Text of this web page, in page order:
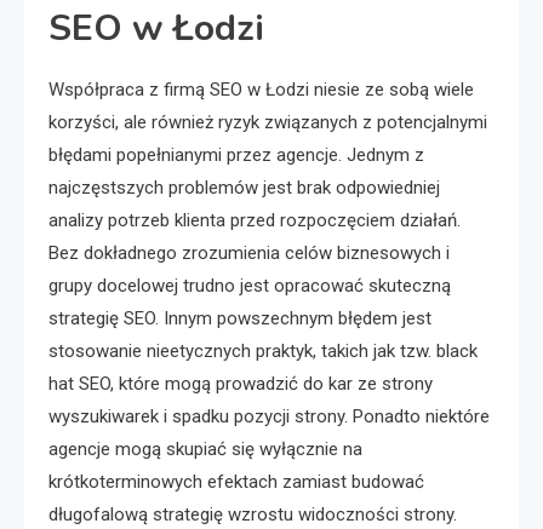
SEO w Łodzi
Współpraca z firmą SEO w Łodzi niesie ze sobą wiele
korzyści, ale również ryzyk związanych z potencjalnymi
błędami popełnianymi przez agencje. Jednym z
najczęstszych problemów jest brak odpowiedniej
analizy potrzeb klienta przed rozpoczęciem działań.
Bez dokładnego zrozumienia celów biznesowych i
grupy docelowej trudno jest opracować skuteczną
strategię SEO. Innym powszechnym błędem jest
stosowanie nieetycznych praktyk, takich jak tzw. black
hat SEO, które mogą prowadzić do kar ze strony
wyszukiwarek i spadku pozycji strony. Ponadto niektóre
agencje mogą skupiać się wyłącznie na
krótkoterminowych efektach zamiast budować
długofalową strategię wzrostu widoczności strony.